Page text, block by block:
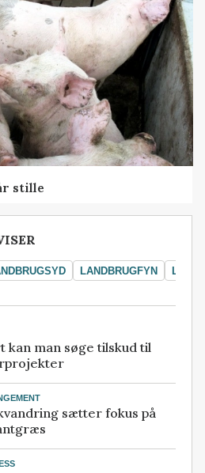
stille
LANDBRUGFYN
kan man søge tilskud til
sætter fokus på